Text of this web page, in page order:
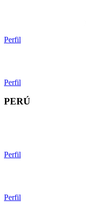
Perfil
Perfil
PERÚ
Perfil
Perfil